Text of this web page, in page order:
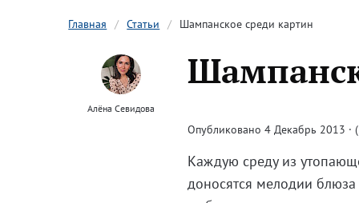
Главная Статьи Шампанское среди картин
Алёна Севидова
Опубликовано 4 Декабрь 2013 ·
Каждую среду из
доносятся мелодии блюза